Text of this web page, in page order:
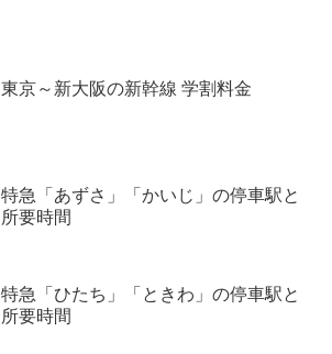
東京～新大阪の新幹線 学割料金
特急「あずさ」「かいじ」の停車駅と
所要時間
特急「ひたち」「ときわ」の停車駅と
所要時間